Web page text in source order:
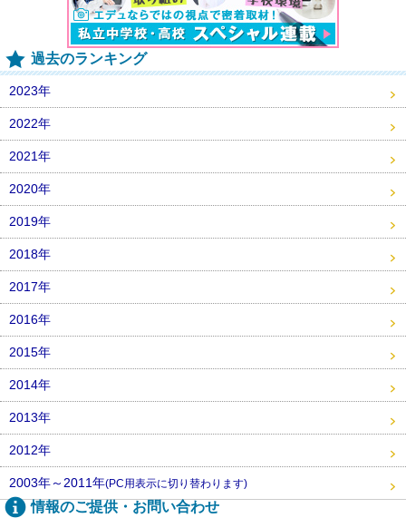
過去のランキング
2023年
2022年
2021年
2020年
2019年
2018年
2017年
2016年
2015年
2014年
2013年
2012年
2003年～2011年(PC用表示に切り替わります)
情報のご提供・お問い合わせ